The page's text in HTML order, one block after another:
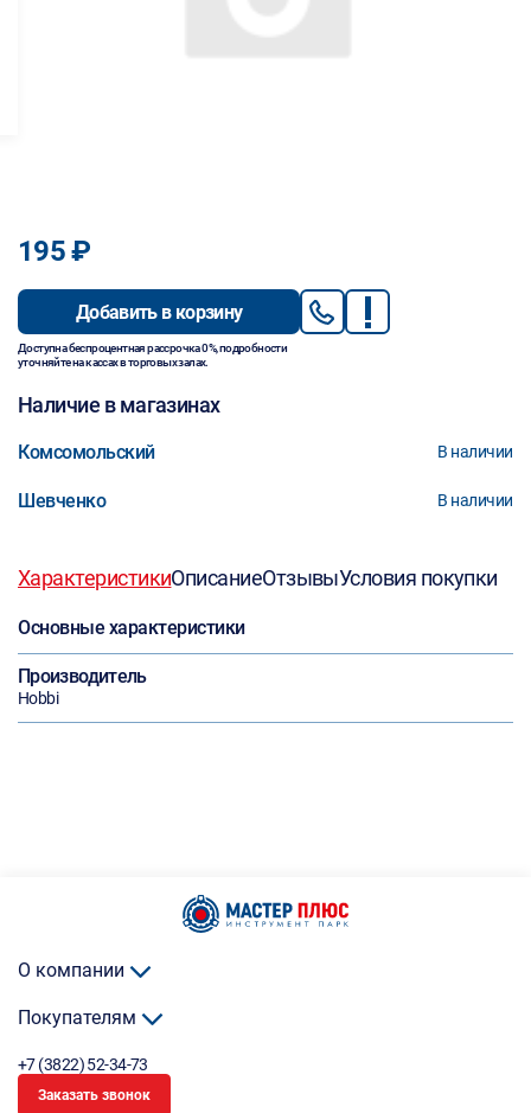
195 ₽
Добавить в корзину
Доступна беспроцентная рассрочка 0%, подробности
уточняйте на кассах в торговых залах.
Наличие в магазинах
Комсомольский В наличии
Шевченко В наличии
ХарактеристикиОписаниеОтзывыУсловия покупки
Основные характеристики
Производитель
Hobbi
О компании
Покупателям
+7 (3822) 52-34-73
Заказать звонок